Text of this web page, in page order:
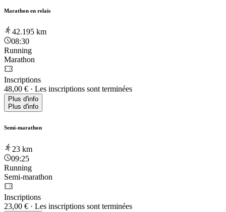
Marathon en relais
42.195 km
08:30
Running
Marathon
Inscriptions
48,00 € · Les inscriptions sont terminées
Plus d'info
Plus d'info
Semi-marathon
23 km
09:25
Running
Semi-marathon
Inscriptions
23,00 € · Les inscriptions sont terminées